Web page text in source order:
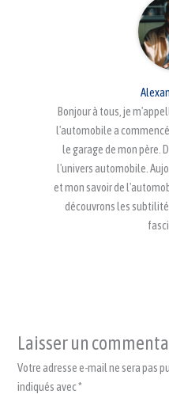
Bonjour à tous, je
l'automobile a
le garage de mon père.
l'univers automobile.
et mon savoir de
découvrons les
Laisser un
Votre adresse e-mail ne sera pas
indiqués avec*